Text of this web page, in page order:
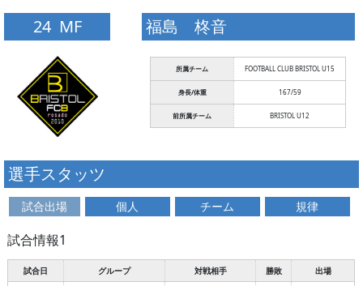
24 MF 福島 柊音
所属チーム FOOTBALL CLUB BRISTOL U15
身長/体重 167/59
前所属チーム BRISTOL U12
選手スタッツ
試合出場 個人 チーム 規律
試合情報1
試合日 グループ 対戦相手 勝敗 出場